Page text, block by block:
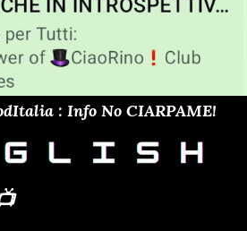
: Info No CIARPAME!